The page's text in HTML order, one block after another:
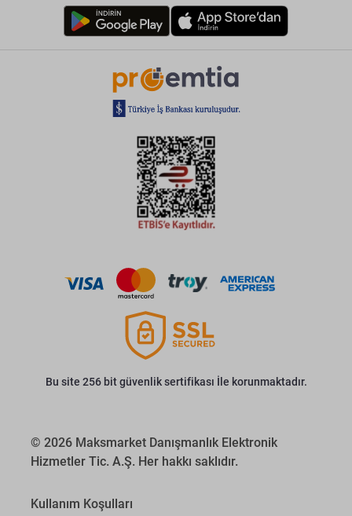
Bu site 256 bit güvenlik sertifikası İle korunmaktadır.
© 2026 Maksmarket Danışmanlık Elektronik
Hizmetler Tic. A.Ş. Her hakkı saklıdır.
Kullanım Koşulları